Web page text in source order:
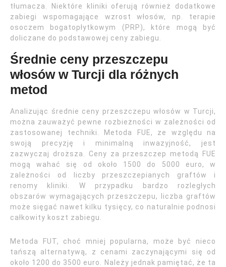
tłumacza. Niektóre kliniki oferują również dodatkowe
zabiegi wspomagające wzrost włosów, np. terapie
osoczem bogatopłytkowym (PRP), które mogą być
doliczane do podstawowej ceny zabiegu.
Średnie ceny przeszczepu
włosów w Turcji dla różnych
metod
Analizując średnie ceny przeszczepu włosów w Turcji,
można zauważyć pewne rozbieżności w zależności od
zastosowanej techniki. Metoda FUE, ze względu na
swoją precyzję i minimalną inwazyjność, jest
zazwyczaj droższa. Ceny za przeszczep metodą FUE
mogą wahać się od około 1500 do 5000 euro, w
zależności od liczby przeszczepianych graftów i
renomy kliniki. W przypadku bardzo rozległych
obszarów wymagających przeszczepu, liczba graftów
może sięgać nawet kilku tysięcy, co naturalnie podnosi
całkowity koszt zabiegu.
Metoda FUT, choć mniej popularna, może być nieco
tańszą alternatywą, z cenami zaczynającymi się od
około 1200 do 3500 euro. Należy jednak pamiętać, że ta